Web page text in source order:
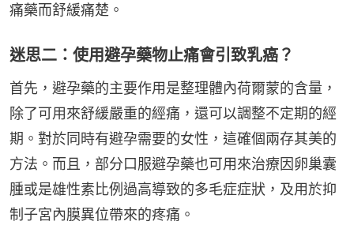
痛藥而舒緩痛楚。
迷思二：使用避孕藥物止痛會引致乳癌？
首先，避孕藥的主要作用是整理體內荷爾蒙的含量，
除了可用來舒緩嚴重的經痛，還可以調整不定期的經
期。對於同時有避孕需要的女性，這確個兩存其美的
方法。而且，部分口服避孕藥也可用來治療因卵巢囊
腫或是雄性素比例過高導致的多毛症症狀，及用於抑
制子宮內膜異位帶來的疼痛。